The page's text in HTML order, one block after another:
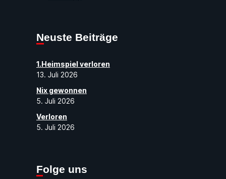
Neuste Beiträge
1.Heimspiel verloren
13. Juli 2026
Nix gewonnen
5. Juli 2026
Verloren
5. Juli 2026
Folge uns